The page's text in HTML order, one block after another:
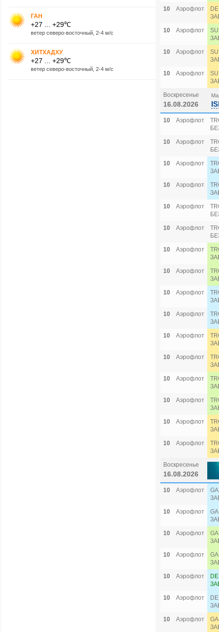
ГАН
+27 ... +29℃
ветер северо-восточный, 2-4 м/с
ХИТХАДХУ
+27 ... +29℃
ветер северо-восточный, 2-4 м/с
10
Аэрофлот
10
Аэрофлот
10
Аэрофлот
10
Аэрофлот
Воскресенье
16.08.2026
10 Аэрофлот
10
Аэрофлот
10
Аэрофлот
10
Аэрофлот
10
Аэрофлот
10
Аэрофлот
10
Аэрофлот
10
Аэрофлот
10
Аэрофлот
10
Аэрофлот
10
Аэрофлот
10
Аэрофлот
10
Аэрофлот
10
Аэрофлот
10
Аэрофлот
10
Аэрофлот
Воскресенье
16.08.2026
10 Аэрофлот
10
Аэрофлот
10
Аэрофлот
10
Аэрофлот
10
Аэрофлот
10
Аэрофлот
10
Аэрофлот